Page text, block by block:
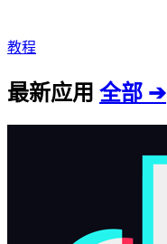
教程
最新应用 全部 ➔